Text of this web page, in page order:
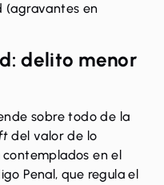
(agravantes en
delito menor
sobre todo de la
del valor de lo
en el
Penal, que regula el